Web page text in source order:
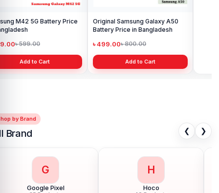
Samsung Galaxy A50
Price in Bangladesh
499.00৳ 800.00
Add to Cart
Samsung S7 Edge Battery Price
in Bangladesh
৳ 599.00৳ 800.00
Add to Cart
by Brand
Brand ❮ ❯
G
Google Pixel
H
Hoco